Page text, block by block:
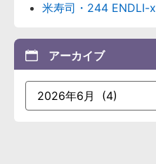
米寿司・244 ENDLI-x
アーカイブ